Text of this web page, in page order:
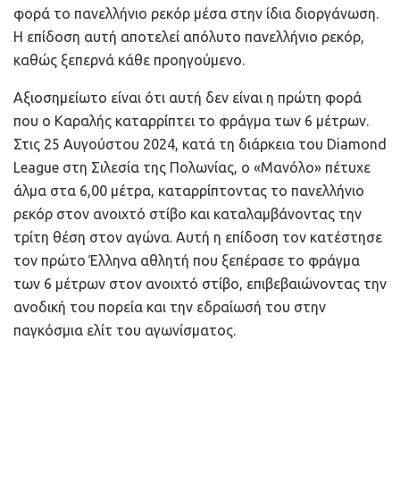
φορά το πανελλήνιο ρεκόρ μέσα στην ίδια διοργάνωση.
Η επίδοση αυτή αποτελεί απόλυτο πανελλήνιο ρεκόρ,
καθώς ξεπερνά κάθε προηγούμενο.
Αξιοσημείωτο είναι ότι αυτή δεν είναι η πρώτη φορά
που ο Καραλής καταρρίπτει το φράγμα των 6 μέτρων.
Στις 25 Αυγούστου 2024, κατά τη διάρκεια του Diamond
League στη Σιλεσία της Πολωνίας, ο «Μανόλο» πέτυχε
άλμα στα 6,00 μέτρα, καταρρίπτοντας το πανελλήνιο
ρεκόρ στον ανοιχτό στίβο και καταλαμβάνοντας την
τρίτη θέση στον αγώνα. Αυτή η επίδοση τον κατέστησε
τον πρώτο Έλληνα αθλητή που ξεπέρασε το φράγμα
των 6 μέτρων στον ανοιχτό στίβο, επιβεβαιώνοντας την
ανοδική του πορεία και την εδραίωσή του στην
παγκόσμια ελίτ του αγωνίσματος.